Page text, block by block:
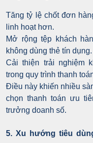
Tăng tỷ lệ chốt đơn
linh hoạt hơn.
Mở rộng tệp khách
không dùng thẻ tín dụng.
Cải thiện trải nghiệm
trong quy trình thanh
Điều này khiến nhiều
chọn thanh toán ưu
trưởng doanh số.
5. Xu hướng tiêu